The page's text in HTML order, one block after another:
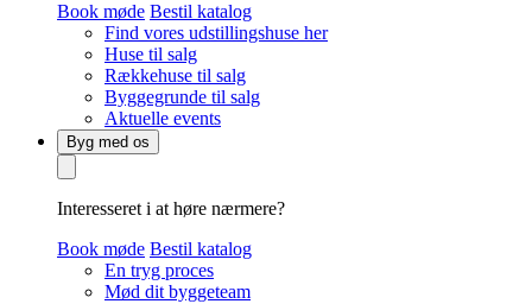
Book møde Bestil katalog
Find vores udstillingshuse her
Huse til salg
Rækkehuse til salg
Byggegrunde til salg
Aktuelle events
Byg med os
Interesseret i at høre nærmere?
Book møde Bestil katalog
En tryg proces
Mød dit byggeteam